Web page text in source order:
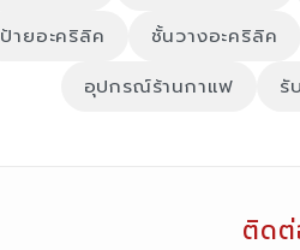
ป้ายอะคริลิค ชั้นวางอะคริลิค
อุปกรณ์ร้านกาแฟ
รั
ติดต่